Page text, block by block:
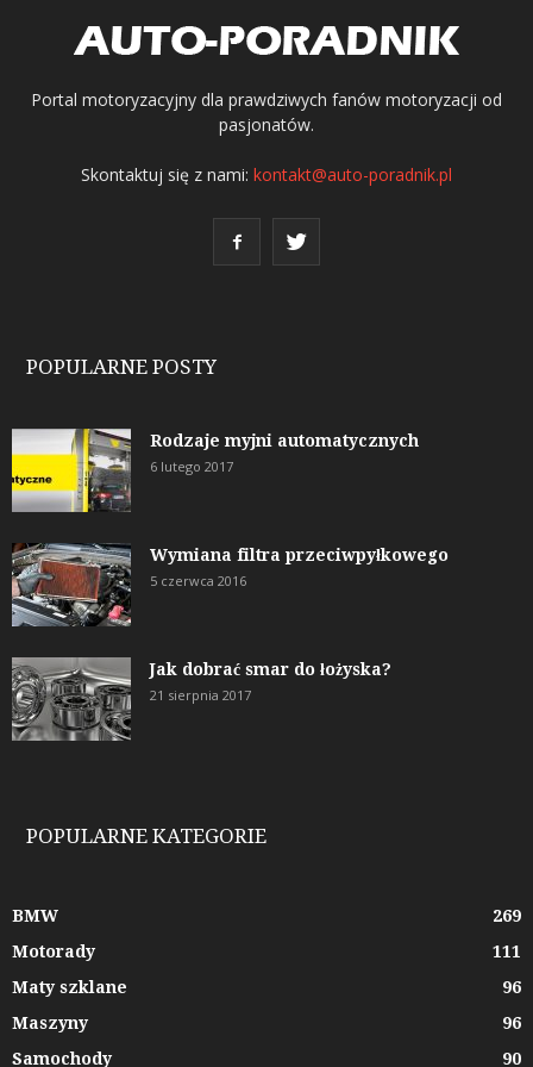
Portal motoryzacyjny dla prawdziwych fanów motoryzacji od
pasjonatów.
Skontaktuj się z nami: kontakt@auto-poradnik.pl
POPULARNE POSTY
Rodzaje myjni automatycznych
6 lutego 2017
Wymiana filtra przeciwpyłkowego
5 czerwca 2016
Jak dobrać smar do łożyska?
21 sierpnia 2017
POPULARNE KATEGORIE
BMW
269
Motorady
111
Maty szklane
96
Maszyny
96
Samochody
90